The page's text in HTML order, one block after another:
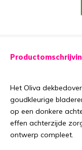
Het Oliva
goudkleurige
op een donkere
effen achterzijde
ontwerp compleet.